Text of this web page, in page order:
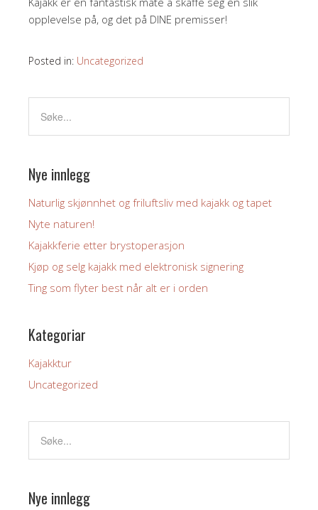
opplevelse på, og det på DINE premisser!
Posted in: Uncategorized
Nye innlegg
Naturlig skjønnhet og friluftsliv med kajakk og tapet
Nyte naturen!
Kajakkferie etter brystoperasjon
Kjøp og selg kajakk med elektronisk signering
Ting som flyter best når alt er i orden
Kategoriar
Kajakktur
Uncategorized
Nye innlegg